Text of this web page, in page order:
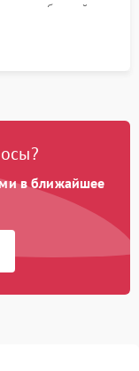
вибраций,
корпусом.
в ближайшее